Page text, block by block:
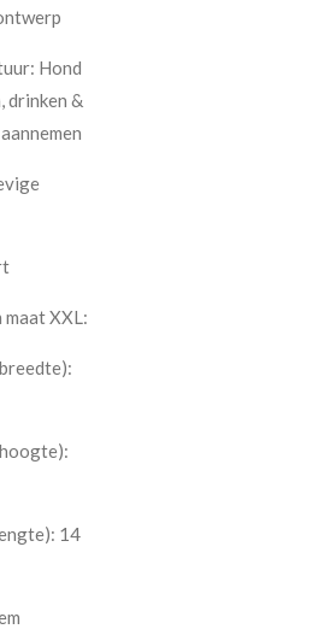
Hond
drinken &
XXL:
14